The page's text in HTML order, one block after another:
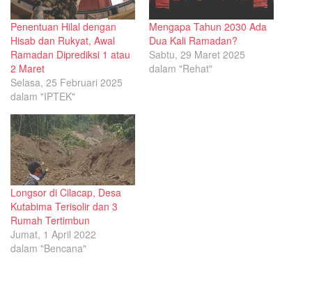
Penentuan Hilal dengan
Hisab dan Rukyat, Awal
Ramadan Diprediksi 1 atau
2 Maret
Selasa, 25 Februari 2025
dalam "IPTEK"
Mengapa Tahun 2030 Ada
Dua Kali Ramadan?
Sabtu, 29 Maret 2025
dalam "Rehat"
Longsor di Cilacap, Desa
Kutabima Terisolir dan 3
Rumah Tertimbun
Jumat, 1 April 2022
dalam "Bencana"